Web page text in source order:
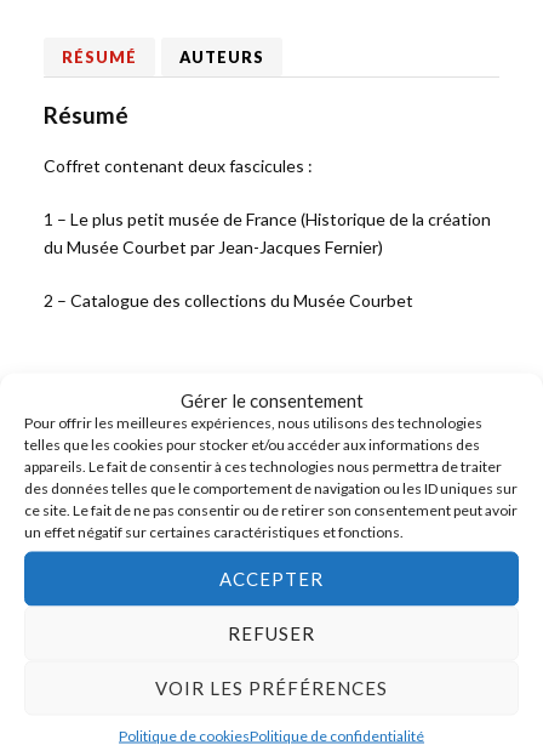
Gérer le consentement
Pour offrir les meilleures expériences, nous utilisons des technologies
telles que les cookies pour stocker et/ou accéder aux informations des
appareils. Le fait de consentir à ces technologies nous permettra de traiter
des données telles que le comportement de navigation ou les ID uniques sur
ce site. Le fait de ne pas consentir ou de retirer son consentement peut avoir
un effet négatif sur certaines caractéristiques et fonctions.
ACCEPTER
REFUSER
VOIR LES PRÉFÉRENCES
Politique de cookiesPolitique de confidentialité
RÉSUMÉ AUTEURS
Résumé
Coffret contenant deux fascicules :
1 – Le plus petit musée de France (Historique de la création
du Musée Courbet par Jean-Jacques Fernier)
2 – Catalogue des collections du Musée Courbet
PRÉCÉDENT
Courbet familier